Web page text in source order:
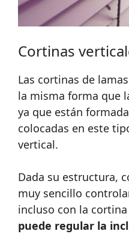
Cortinas
Las cortinas de
la misma forma que
ya que están
colocadas en este
vertical.
Dada su estructura,
muy sencillo
incluso con la
puede regular la